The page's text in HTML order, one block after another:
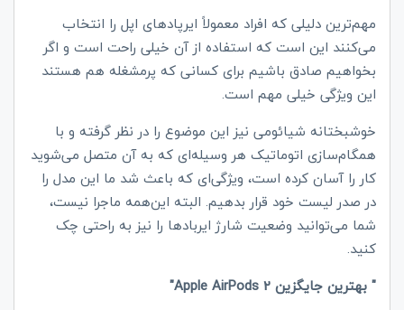
مهم‌ترین دلیلی که افراد معمولاً ایرپادهای اپل را انتخاب
می‌کنند این است که استفاده از آن خیلی راحت است و اگر
بخواهیم صادق باشیم برای کسانی که پرمشغله هم هستند
این ویژگی خیلی مهم است.
خوشبختانه شیائومی نیز این موضوع را در نظر گرفته و با
همگام‌سازی اتوماتیک هر وسیله‌ای که به آن متصل می‌شوید
کار را آسان کرده است، ویژگی‌ای که باعث شد ما این مدل را
در صدر لیست خود قرار بدهیم. البته این‌همه ماجرا نیست،
شما می‌توانید وضعیت شارژ ایربادها را نیز به‌ راحتی چک
کنید.
" بهترین جایگزینApple AirPods 2
"